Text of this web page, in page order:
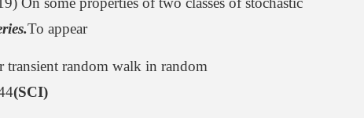
To appear
random walk in random
(SCI)